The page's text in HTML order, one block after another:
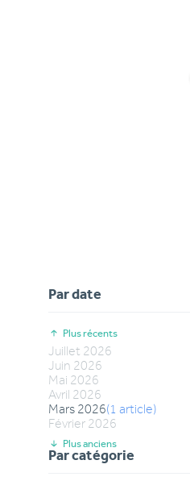
Par date
Plus récents
Juillet 2026
Juin 2026
Mai 2026
Avril 2026
Mars 2026(1 article)
Février 2026
Plus anciens
Par catégorie